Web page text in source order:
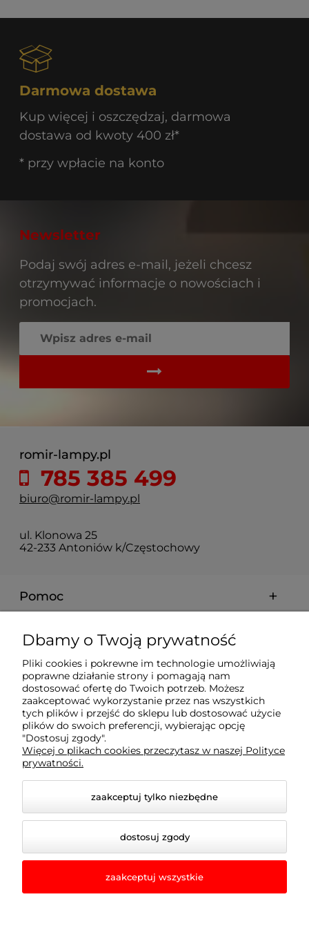
Darmowa dostawa
Kup więcej i oszczędzaj, darmowa
dostawa od kwoty 400 zł*
* przy wpłacie na konto
Newsletter
Podaj swój adres e-mail, jeżeli chcesz
otrzymywać informacje o nowościach i
promocjach.
romir-lampy.pl
785 385 499
biuro@romir-lampy.pl
ul. Klonowa 25
42-233 Antoniów k/Częstochowy
Pomoc
Moje konto
Płatności i dostawa
Informacje
O nas
© 2026 romir-lampy.pl. Wszelkie prawa zastrzeżone.
Dbamy o Twoją prywatność
Pliki cookies i pokrewne im technologie umożliwiają
poprawne działanie strony i pomagają nam
dostosować ofertę do Twoich potrzeb. Możesz
zaakceptować wykorzystanie przez nas wszystkich
tych plików i przejść do sklepu lub dostosować użycie
plików do swoich preferencji, wybierając opcję
"Dostosuj zgody".
Więcej o plikach cookies przeczytasz w naszej Polityce
prywatności.
zaakceptuj tylko niezbędne
dostosuj zgody
zaakceptuj wszystkie